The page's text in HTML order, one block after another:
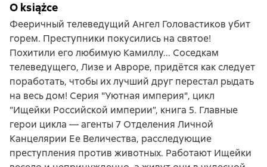
O książce
Фееричный телеведущий Ангел Головастиков убит
горем. Преступники покусились на святое!
Похитили его любимую Камиллу... Соседкам
телеведущего, Лизе и Авроре, придётся как следует
поработать, чтобы их лучший друг перестал рыдать
на весь дом! Серия "Уютная империя", цикл
“Ищейки Российской империи”, книга 5. Главные
герои цикла — агенты 7 Отделения Личной
Канцелярии Ее Величества, расследующие
преступления против животных. Работают Ищейки